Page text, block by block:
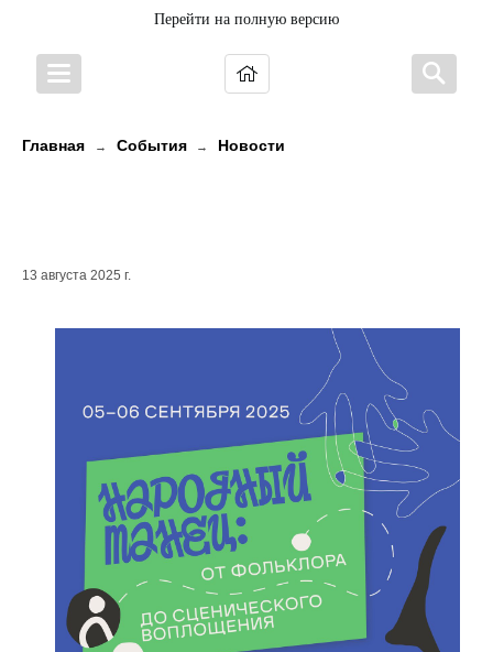
Перейти на полную версию
Главная → События → Новости
13 августа 2025 г.